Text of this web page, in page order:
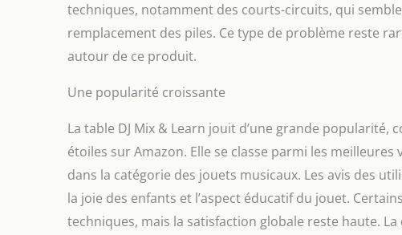
techniques, notamment des courts-circuits, qui
remplacement des piles. Ce type de problème reste
autour de ce produit.
Une popularité croissante
La table DJ Mix & Learn jouit d’une grande
étoiles sur Amazon. Elle se classe parmi les meilleures
dans la catégorie des jouets musicaux. Les avis des
la joie des enfants et l’aspect éducatif du jouet.
techniques, mais la satisfaction globale reste haute.